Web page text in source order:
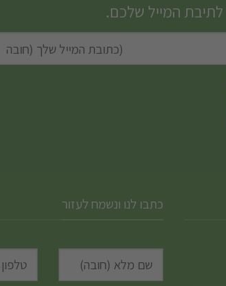
לתיבת המייל שלכם.
כתבו לנו ונשמח לעזור